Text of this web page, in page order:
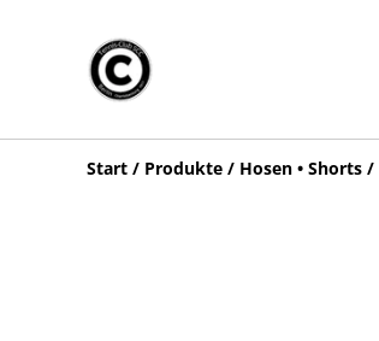
Start / Produkte / Hosen • Shorts /